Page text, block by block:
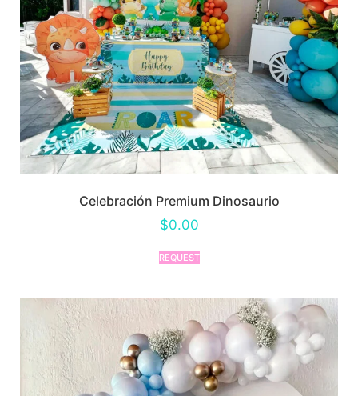
Celebración Premium Dinosaurio
$0.00
REQUEST